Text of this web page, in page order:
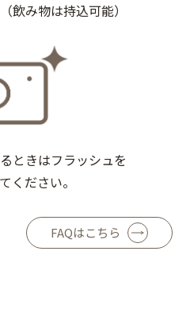
飲み物は持込可能）
ときはフラッシュを
ください。
FAQはこちら